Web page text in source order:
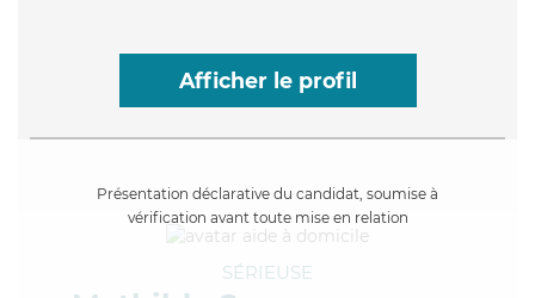
Afficher le profil
Présentation déclarative du candidat, soumise à
vérification avant toute mise en relation
SÉRIEUSE